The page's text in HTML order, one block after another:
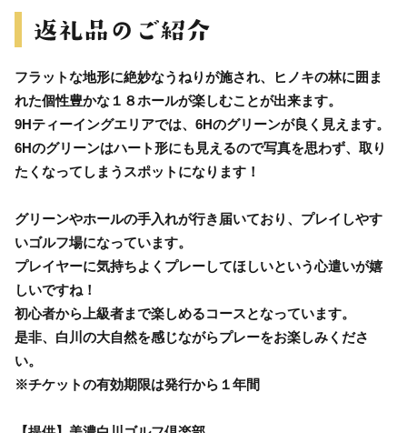
フラットな地形に絶妙なうねりが施され、ヒノキの林に囲ま
れた個性豊かな１８ホールが楽しむことが出来ます。
9Hティーイングエリアでは、6Hのグリーンが良く見えます。
6Hのグリーンはハート形にも見えるので写真を思わず、取り
たくなってしまうスポットになります！
グリーンやホールの手入れが行き届いており、プレイしやす
いゴルフ場になっています。
プレイヤーに気持ちよくプレーしてほしいという心遣いが嬉
しいですね！
初心者から上級者まで楽しめるコースとなっています。
是非、白川の大自然を感じながらプレーをお楽しみくださ
い。
※チケットの有効期限は発行から１年間